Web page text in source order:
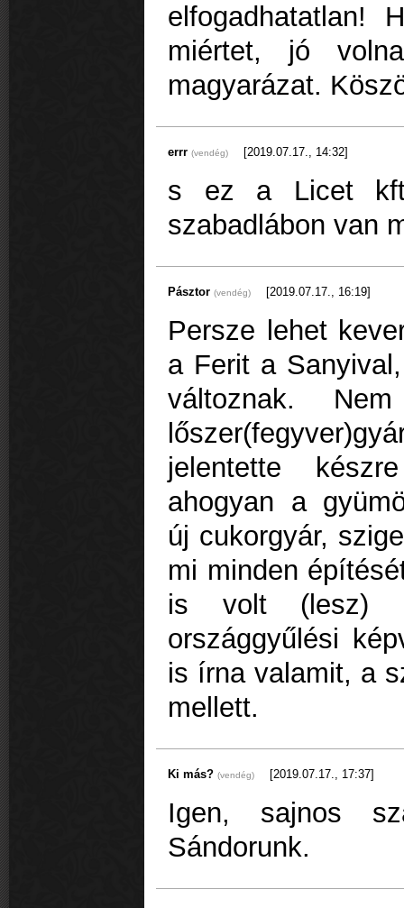
elfogadhatatlan!
miértet, jó
magyarázat.
errr (vendég) [2019.07.17., 14:32]
s ez a Licet
szabadlábon van
Pásztor (vendég) [2019.07.17., 16:19]
Persze lehet
a Ferit a
változnak.
jelentette
ahogyan a
új cukorgyár,
mi minden
is volt (lesz)
országgyűlési
is írna valamit, a
mellett.
Ki más? (vendég) [2019.07.17., 17:37]
Igen, sajnos
Sándorunk.